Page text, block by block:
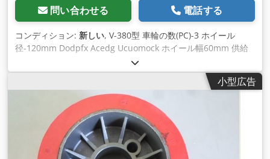
問い合わせる 電話する
コンディション: 新しい, V-380型 車輪の数(PC)-3 ホイール
径-120mm Dodpfx Acedg Ucuomock ホイール幅60mm 供給
率3.5/5/7/10/12.5/16/25/32 m/min モーターパワ
ー-750w/550w マシンフレーム - アルミ鋳造 供給の方向: 前方/
小型広告